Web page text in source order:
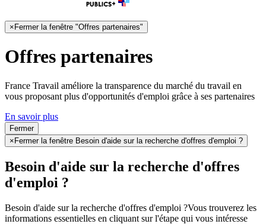
× Fermer la fenêtre "Offres partenaires"
Offres partenaires
France Travail améliore la transparence du marché du travail en
vous proposant plus d'opportunités d'emploi grâce à ses partenaires
En savoir plus
Fermer
× Fermer la fenêtre Besoin d'aide sur la recherche d'offres d'emploi ?
Besoin d'aide sur la recherche d'offres
d'emploi ?
Besoin d'aide sur la recherche d'offres d'emploi ?Vous trouverez les
informations essentielles en cliquant sur l'étape qui vous intéresse